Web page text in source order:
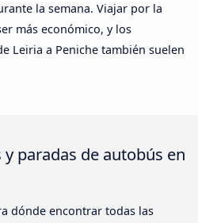
la semana. Viajar por la
más económico, y los
Leiria a Peniche también suelen
paradas de autobús en
dónde encontrar todas las